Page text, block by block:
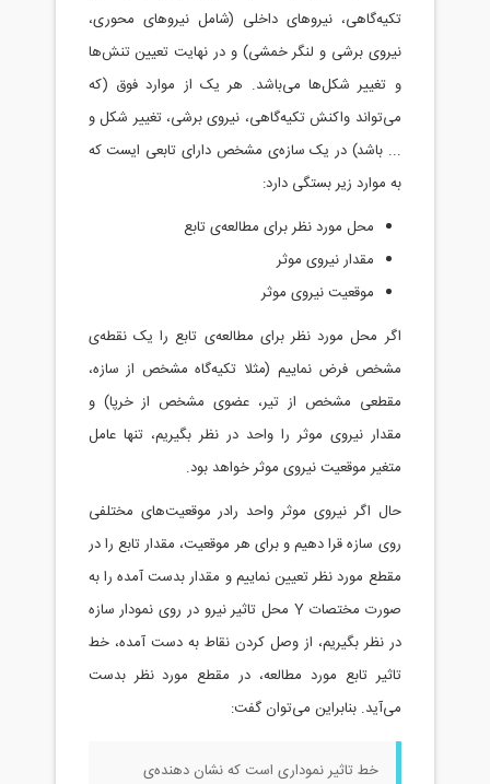
تکیه‌گاهی، نیروهای داخلی (شامل نیرو‌های محوری،
نیروی برشی و لنگر خمشی) و در نهایت تعیین تنش‌ها
و تغییر شکل‌ها می‌باشد. هر یک از موارد فوق (که
می‌تواند واکنش تکیه‌گاهی، نیروی برشی، تغییر شکل و
... باشد) در یک سازه‌ی مشخص دارای تابعی ایست که
به موارد زیر بستگی دارد:
محل مورد نظر برای مطالعه‌ی تابع
مقدار نیروی موثر
موقعیت نیروی موثر
اگر محل مورد نظر برای مطالعه‌ی تابع را یک نقطه‌ی
مشخص فرض نماییم (مثلا تکیه‌گاه مشخص از سازه،
مقطعی مشخص از تیر، عضوی مشخص از خرپا) و
مقدار نیروی موثر را واحد در نظر بگیریم، تنها عامل
متغیر موقعیت نیروی موثر خواهد بود.
حال اگر نیروی موثر واحد رادر موقعیت‌های مختلفی
روی سازه قرا دهیم و برای هر موقعیت، مقدار تابع را در
مقطع مورد نظر تعیین نماییم و مقدار بدست آمده را به
صورت مختصاتYمحل تاثیر نیرو در روی نمودار سازه
در نظر بگیریم، از وصل کردن نقاط به دست آمده، خط
تاثیر تابع مورد مطالعه، در مقطع مورد نظر بدست
می‌آید. بنابراین می‌توان گفت:
خط تاثیر نموداری است که نشان دهنده‌ی